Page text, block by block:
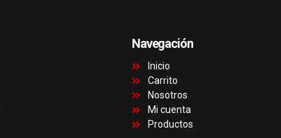
Navegación
Inicio
Carrito
Nosotros
Mi cuenta
Productos